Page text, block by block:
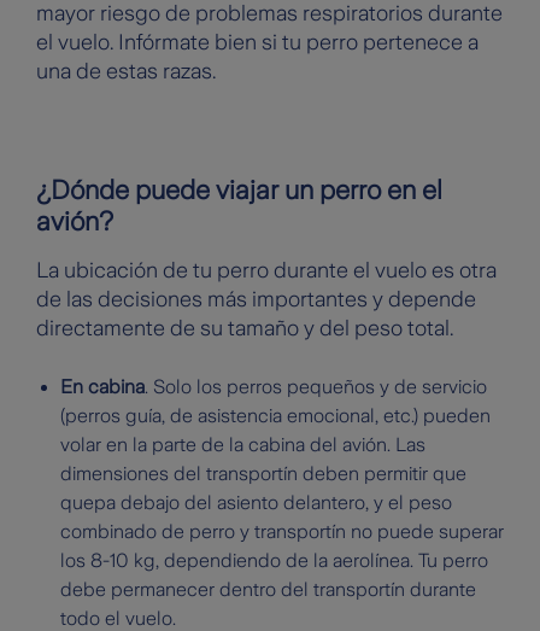
mayor riesgo de problemas respiratorios durante
el vuelo. Infórmate bien si tu perro pertenece a
una de estas razas.
¿Dónde puede viajar un perro en el
avión?
La ubicación de tu perro durante el vuelo es otra
de las decisiones más importantes y depende
directamente de su tamaño y del peso total.
En cabina. Solo los perros pequeños y de servicio
(perros guía, de asistencia emocional, etc.) pueden
volar en la parte de la cabina del avión. Las
dimensiones del transportín deben permitir que
quepa debajo del asiento delantero, y el peso
combinado de perro y transportín no puede superar
los 8-10 kg, dependiendo de la aerolínea. Tu perro
debe permanecer dentro del transportín durante
todo el vuelo.